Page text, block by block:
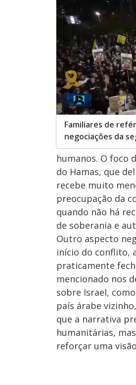
Familiares de
negociações da
humanos. O foco
do Hamas, que
recebe muito
preocupação da
quando não há
de soberania e
Outro aspecto
início do conflito,
praticamente
mencionado nos
sobre Israel,
país árabe
que a narrativa
humanitárias,
reforçar uma